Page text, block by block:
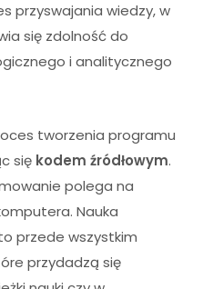
przyswajania wiedzy, w
się zdolność do
i analitycznego
tworzenia programu
się kodem źródłowym.
polega na
Nauka
przede wszystkim
przydadzą się